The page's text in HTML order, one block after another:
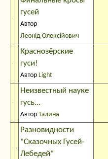
гусей
Автор
Леонід Олексійович
Краснозёрские
гуси!
Автор Light
Неизвестный науке
гусь...
Автор Талина
Разновидности
"Сказочных Гусей-
Лебедей"